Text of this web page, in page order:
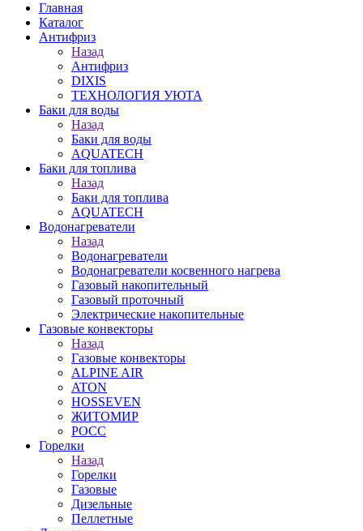
Главная
Каталог
Антифриз
Назад
Антифриз
DIXIS
ТЕХНОЛОГИЯ УЮТА
Баки для воды
Назад
Баки для воды
AQUATECH
Баки для топлива
Назад
Баки для топлива
AQUATECH
Водонагреватели
Назад
Водонагреватели
Водонагреватели косвенного нагрева
Газовый накопительный
Газовый проточный
Электрические накопительные
Газовые конвекторы
Назад
Газовые конвекторы
ALPINE AIR
ATON
HOSSEVEN
ЖИТОМИР
РОСС
Горелки
Назад
Горелки
Газовые
Дизельные
Пеллетные